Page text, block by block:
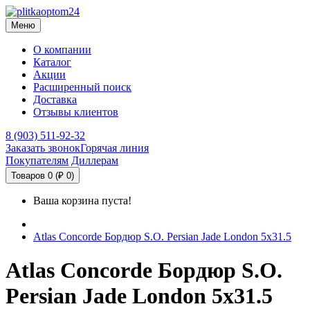
Меню
О компании
Каталог
Акции
Расширенный поиск
Доставка
Отзывы клиентов
8 (903) 511-92-32
Заказать звонокГорячая линия
Покупателям Диллерам
Товаров 0 (₽ 0)
Ваша корзина пуста!
Atlas Concorde Бордюр S.O. Persian Jade London 5x31.5
Atlas Concorde Бордюр S.O.
Persian Jade London 5x31.5